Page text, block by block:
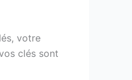
votre
clés sont